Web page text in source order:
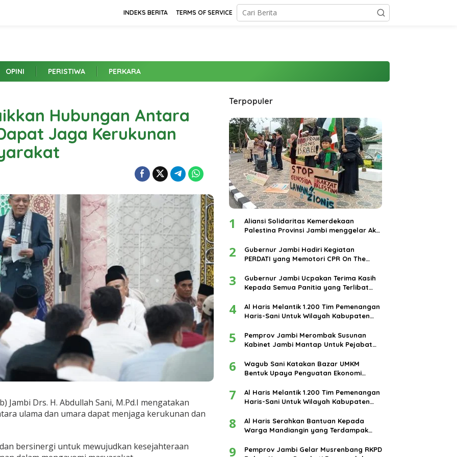
INDEKS BERITA TERMS OF SERVICE
OPINI PERISTIWA PERKARA
Hubungan Antara
Jaga Kerukunan
Jambi Drs. H. Abdullah Sani, M.Pd.I mengatakan
ulama dan umara dapat menjaga kerukunan dan
bersinergi untuk mewujudkan kesejahteraan
Terpopuler
1
Aliansi Solidaritas Kemerdekaan
Palestina Provinsi Jambi menggelar Aksi
kota Jambi.
2
Gubernur Jambi Hadiri Kegiatan
PERDATI yang Memotori CPR On The
3
Gubernur Jambi Ucpakan Terima Kasih
Kepada Semua Panitia yang Terlibat
Tahun 2024
4
Al Haris Melantik 1.200 Tim Pemenangan
Haris-Sani Untuk Wilayah Kabupaten
5
Pemprov Jambi Merombak Susunan
Kabinet Jambi Mantap Untuk Pejabat
6
Wagub Sani Katakan Bazar UMKM
Bentuk Upaya Penguatan Ekonomi
7
Al Haris Melantik 1.200 Tim Pemenangan
Haris-Sani Untuk Wilayah Kabupaten
8
Al Haris Serahkan Bantuan Kepada
Warga Mandiangin yang Terdampak
9
Pemprov Jambi Gelar Musrenbang RKPD